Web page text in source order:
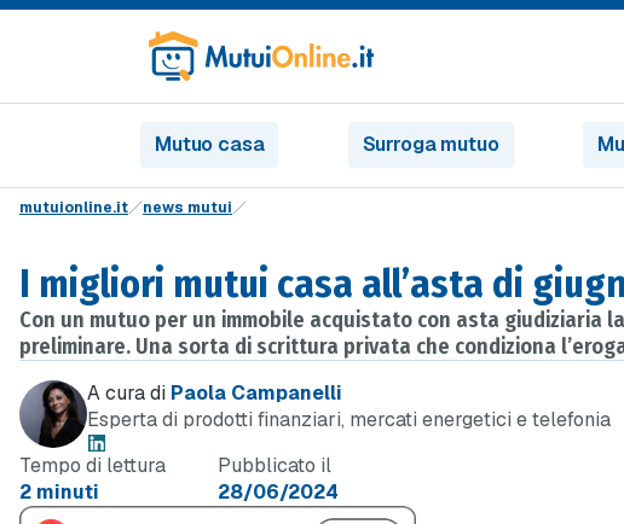
Mutuo casa Surroga mutuo
mutuionline.it news mutui
I migliori mutui casa all’asta di
Con un mutuo per un immobile acquistato con asta
preliminare. Una sorta di scrittura privata che condiziona
A cura di Paola Campanelli
Esperta di prodotti finanziari, mercati energetici e telefonia
Tempo di lettura
2 minuti
Pubblicato il
28/06/2024